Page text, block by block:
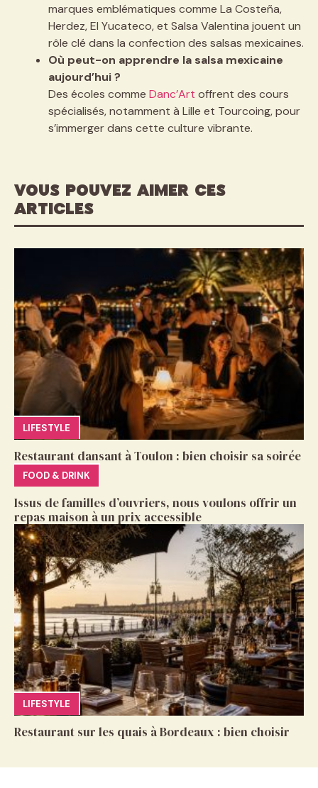
marques emblématiques comme La Costeña,
Herdez, El Yucateco, et Salsa Valentina jouent un
rôle clé dans la confection des salsas mexicaines.
Où peut-on apprendre la salsa mexicaine
aujourd’hui ?
Des écoles comme Danc’Art offrent des cours
spécialisés, notamment à Lille et Tourcoing, pour
s’immerger dans cette culture vibrante.
VOUS POUVEZ AIMER CES
ARTICLES
LIFESTYLE
Restaurant dansant à Toulon : bien choisir sa soirée
FOOD & DRINK
Issus de familles d’ouvriers, nous voulons offrir un
repas maison à un prix accessible
LIFESTYLE
Restaurant sur les quais à Bordeaux : bien choisir